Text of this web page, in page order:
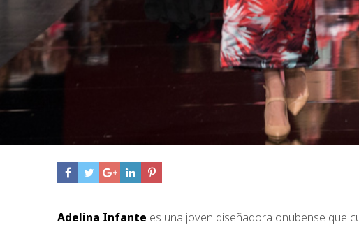
Adelina Infante es una joven diseñadora onubense que